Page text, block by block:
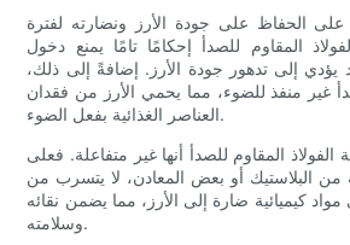
على الحفاظ على جودة الأرز ونضارته لفترة
المقاوم للصدأ إحكامًا تامًا يمنع دخول
يؤدي إلى تدهور جودة الأرز. إضافةً إلى ذلك،
غير منفذ للضوء، مما يحمي الأرز من فقدان
العناصر الغذائية بفعل الضوء.
الفولاذ المقاوم للصدأ أنها غير متفاعلة. فعلى
البلاستيك أو بعض المعادن، لا يتسرب من
مواد كيميائية ضارة إلى الأرز، مما يضمن نقائه
وسلامته.